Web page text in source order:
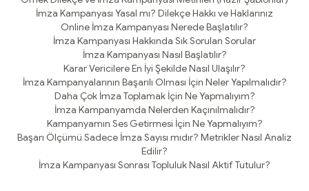
İmza Kampanyası Yasal mı? Dilekçe Hakkı ve Haklarınız
Online İmza Kampanyası Nerede Başlatılır?
İmza Kampanyası Hakkında Sık Sorulan Sorular
İmza Kampanyası Nasıl Başlatılır?
Karar Vericilere En İyi Şekilde Nasıl Ulaşılır?
İmza Kampanyalarının Başarılı Olması İçin Neler Yapılmalıdır?
Daha Çok İmza Toplamak İçin Ne Yapmalıyım?
İmza Kampanyamda Nelerden Kaçınılmalıdır?
Kampanyamın Ses Getirmesi İçin Ne Yapmalıyım?
Başarı Ölçümü Sadece İmza Sayısı mıdır? Metrikler Nasıl Analiz
Edilir?
İmza Kampanyası Sonrası Topluluk Nasıl Aktif Tutulur?